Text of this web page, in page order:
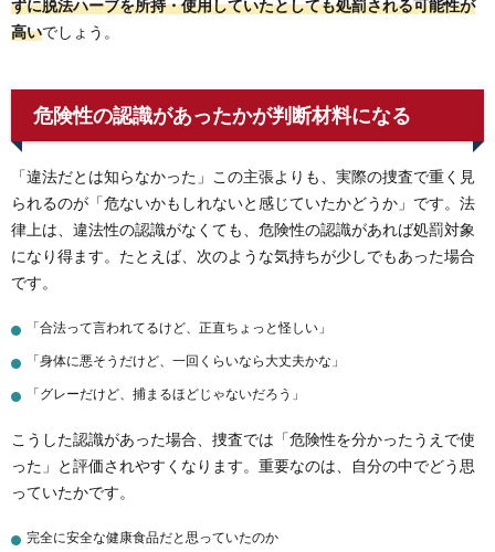
ずに脱法ハーブを所持・使用していたとしても処罰される可能性が
高いでしょう。
危険性の認識があったかが判断材料になる
「違法だとは知らなかった」この主張よりも、実際の捜査で重く見
られるのが「危ないかもしれないと感じていたかどうか」です。法
律上は、違法性の認識がなくても、危険性の認識があれば処罰対象
になり得ます。たとえば、次のような気持ちが少しでもあった場合
です。
「合法って言われてるけど、正直ちょっと怪しい」
「身体に悪そうだけど、一回くらいなら大丈夫かな」
「グレーだけど、捕まるほどじゃないだろう」
こうした認識があった場合、捜査では「危険性を分かったうえで使
った」と評価されやすくなります。重要なのは、自分の中でどう思
っていたかです。
完全に安全な健康食品だと思っていたのか